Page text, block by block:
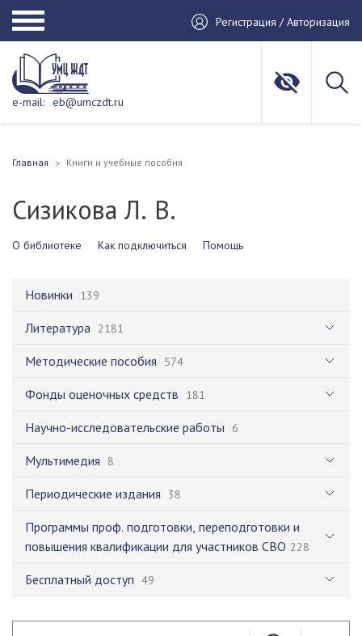
Регистрация / Авторизация
e-mail: eb@umczdt.ru
Главная Книги и учебные пособия
Сизикова Л. В.
О библиотеке Как подключиться Помощь
Новинки 139
Литература 2181
Методические пособия 574
Фонды оценочных средств 181
Научно-исследовательские работы 6
Мультимедия 8
Периодические издания 38
Программы проф. подготовки, переподготовки и
повышения квалификации для участников СВО 228
Бесплатный доступ 49